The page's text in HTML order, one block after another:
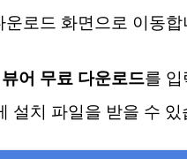
로드 화면으로 이동합
어 무료 다운로드를
설치 파일을 받을 수 있